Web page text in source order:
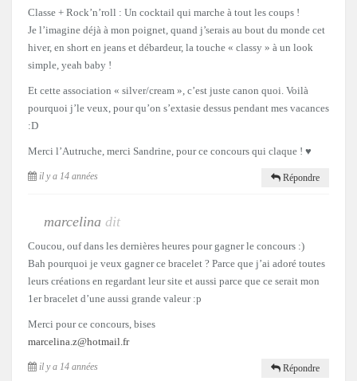
Classe + Rock’n’roll : Un cocktail qui marche à tout les coups !
Je l’imagine déjà à mon poignet, quand j’serais au bout du monde cet
hiver, en short en jeans et débardeur, la touche « classy » à un look
simple, yeah baby !
Et cette association « silver/cream », c’est juste canon quoi. Voilà
pourquoi j’le veux, pour qu’on s’extasie dessus pendant mes vacances
:D
Merci l’Autruche, merci Sandrine, pour ce concours qui claque ! ♥
il y a 14 années Répondre
marcelina dit
Coucou, ouf dans les dernières heures pour gagner le concours :)
Bah pourquoi je veux gagner ce bracelet ? Parce que j’ai adoré toutes
leurs créations en regardant leur site et aussi parce que ce serait mon
1er bracelet d’une aussi grande valeur :p
Merci pour ce concours, bises
marcelina.z@hotmail.fr
il y a 14 années Répondre